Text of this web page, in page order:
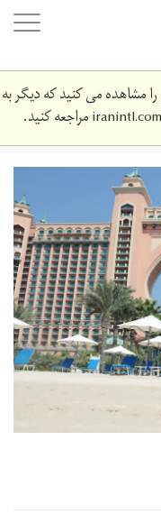
مشاهده می کنید که دیگر به
iranintl.comمراجعه کنید.